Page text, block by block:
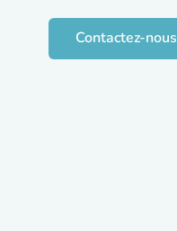
Contactez-nous